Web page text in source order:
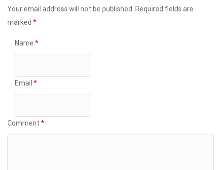
Your email address will not be published.
Required fields are
marked *
Name *
Email *
Comment *